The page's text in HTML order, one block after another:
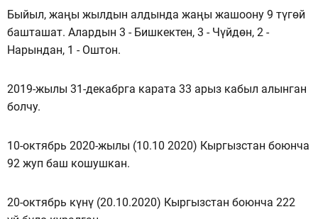
Быйыл, жаңы жылдын алдында жаңы жашоону 9 түгөй
башташат. Алардын 3 - Бишкектен, 3 - Чүйдөн, 2 -
Нарындан, 1 - Оштон.
2019-жылы 31-декабрга карата 33 арыз кабыл алынган
болчу.
10-октябрь 2020-жылы (10.10 2020) Кыргызстан боюнча
92 жуп баш кошушкан.
20-октябрь күнү (20.10.2020) Кыргызстан боюнча 222